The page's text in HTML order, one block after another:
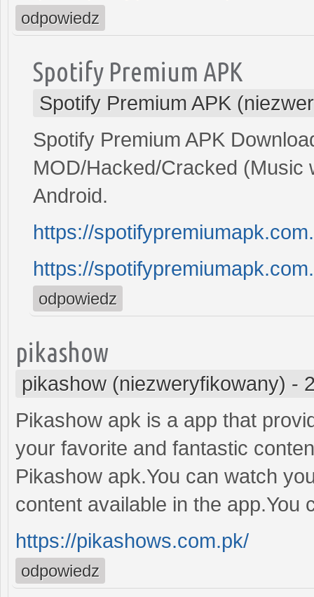
odpowiedz
Spotify Premium APK
Spotify Premium APK
Spotify Premium APK
MOD/Hacked/Cracked (Music
Android.
https://
https://
odpowiedz
pikashow
pikashow (niezweryfikowany) -
Pikashow apk is a app that
your favorite and fantastic
Pikashow apk.You can watch
content available in the app.You
https://pikashows.com.pk/
odpowiedz